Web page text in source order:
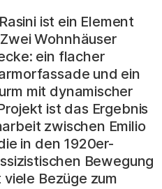
ist ein Element
Wohnhäuser
ein flacher
und ein
mit dynamischer
ist das Ergebnis
zwischen Emilio
in den 1920er-
Bewegung
Bezüge zum